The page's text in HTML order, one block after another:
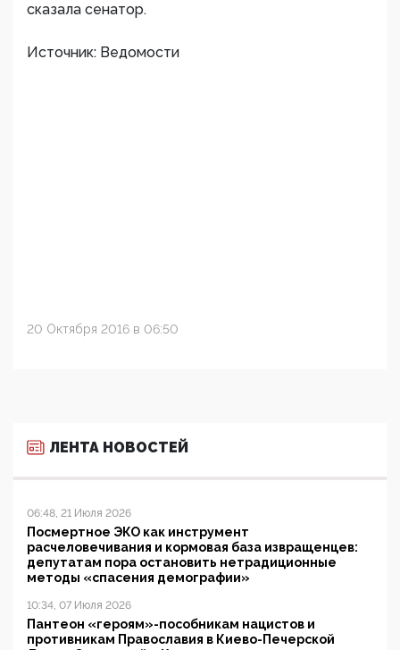
сказала сенатор.
Источник: Ведомости
20 Октября 2016 в 06:50
ЛЕНТА НОВОСТЕЙ
06:48, 21 Июля 2026
Посмертное ЭКО как инструмент
расчеловечивания и кормовая база извращенцев:
депутатам пора остановить нетрадиционные
методы «спасения демографии»
10:34, 07 Июля 2026
Пантеон «героям»-пособникам нацистов и
противникам Православия в Киево-Печерской